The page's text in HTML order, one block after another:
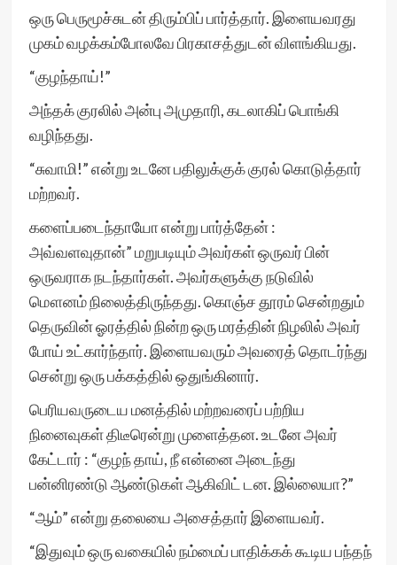
ஒரு பெருமூச்சுடன் திரும்பிப் பார்த்தார். இளையவரது
முகம் வழக்கம்போலவே பிரகாசத்துடன் விளங்கியது.
“குழந்தாய்!”
அந்தக் குரலில் அன்பு அமுதாரி, கடலாகிப் பொங்கி
வழிந்தது.
“சுவாமி!” என்று உடனே பதிலுக்குக் குரல் கொடுத்தார்
மற்றவர்.
களைப்படைந்தாயோ என்று பார்த்தேன் :
அவ்வளவுதான்” மறுபடியும் அவர்கள் ஒருவர் பின்
ஒருவராக நடந்தார்கள். அவர்களுக்கு நடுவில்
மௌனம் நிலைத்திருந்தது. கொஞ்ச தூரம் சென்றதும்
தெருவின் ஓரத்தில் நின்ற ஒரு மரத்தின் நிழலில் அவர்
போய் உட்கார்ந்தார். இளையவரும் அவரைத் தொடர்ந்து
சென்று ஒரு பக்கத்தில் ஒதுங்கினார்.
பெரியவருடைய மனத்தில் மற்றவரைப் பற்றிய
நினைவுகள் திடீரென்று முளைத்தன. உடனே அவர்
கேட்டார் : “குழந் தாய், நீ என்னை அடைந்து
பன்னிரண்டு ஆண்டுகள் ஆகிவிட் டன. இல்லையா?”
“ஆம்” என்று தலையை அசைத்தார் இளையவர்.
“இதுவும் ஒரு வகையில் நம்மைப் பாதிக்கக் கூடிய பந்தந்